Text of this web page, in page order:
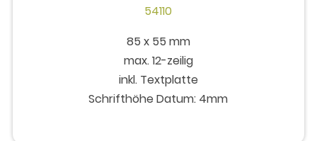
85 x 55 mm
max. 12-zeilig
inkl. Textplatte
Schrifthöhe Datum: 4mm